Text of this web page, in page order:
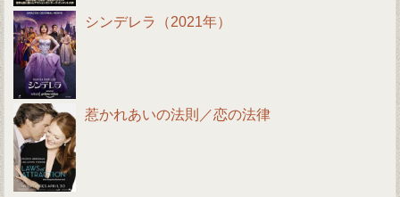
シンデレラ（2021年）
惹かれあいの法則／恋の法律